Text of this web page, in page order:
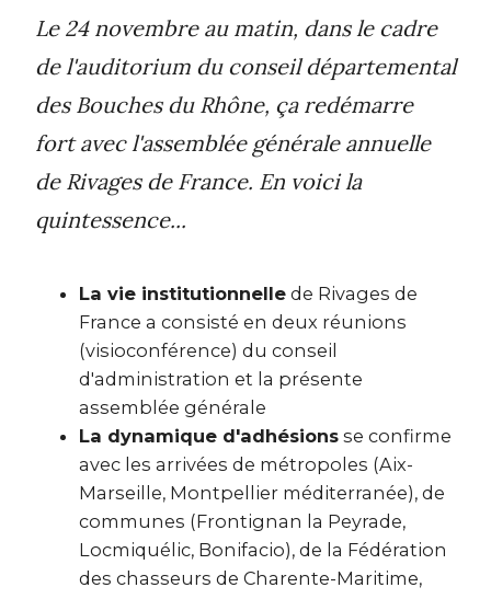
Le 24 novembre au matin, dans le cadre
de l'auditorium du conseil départemental
des Bouches du Rhône, ça redémarre
fort avec l'assemblée générale annuelle
de Rivages de France. En voici la
quintessence...
La vie institutionnelle de Rivages de
France a consisté en deux réunions
(visioconférence) du conseil
d'administration et la présente
assemblée générale
La dynamique d'adhésions se confirme
avec les arrivées de métropoles (Aix-
Marseille, Montpellier méditerranée), de
communes (Frontignan la Peyrade,
Locmiquélic, Bonifacio), de la Fédération
des chasseurs de Charente-Maritime,